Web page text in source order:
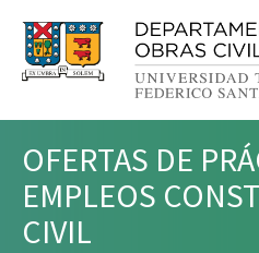
OFERTAS DE
EMPLEOS
CIVIL